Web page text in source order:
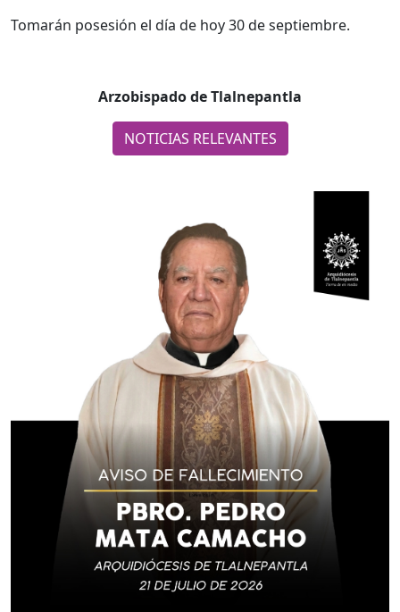
Tomarán posesión el día de hoy 30 de septiembre.
Arzobispado de Tlalnepantla
NOTICIAS RELEVANTES